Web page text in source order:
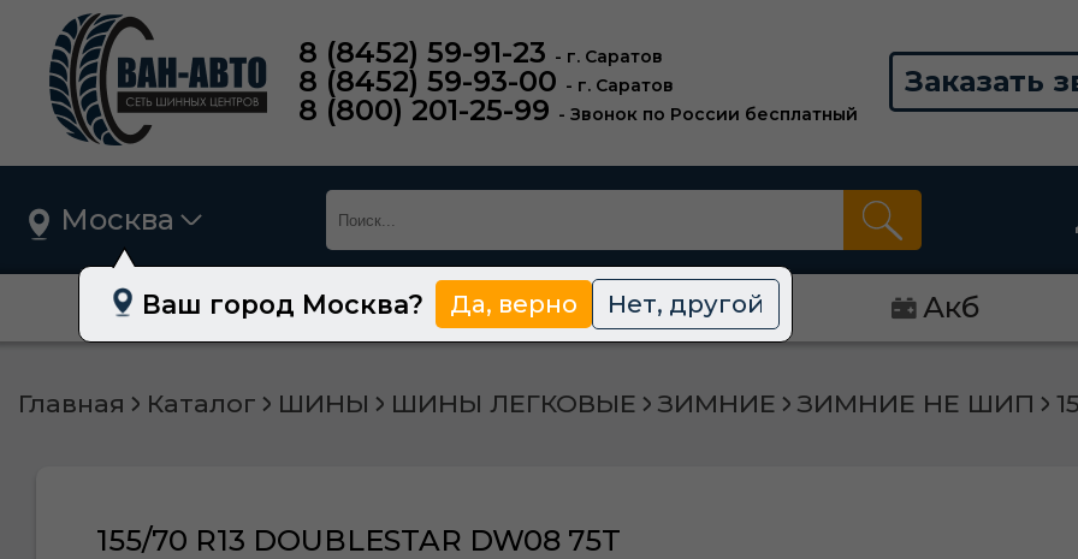
8 (8452) 59-91-23 - г. Саратов
8 (8452) 59-93-00 - г. Саратов
8 (800) 201-25-99 - Звонок по России бесплатный
Заказать
Москва
Ваш город Москва? Да, верно Нет, другой
О нас Шины Диски Акб
Главная Каталог ШИНЫ ШИНЫ ЛЕГКОВЫЕ ЗИМНИЕ ЗИМНИЕ НЕ ШИП
155/70 R13 DOUBLESTAR DW08 75T